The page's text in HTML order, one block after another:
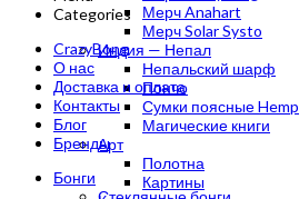
Мерч Anahart
Мерч Solar Systo
Индия — Непал
Непальский шарф
Пончо
Сумки поясные Hemp
Магические книги
Арт
Полотна
Картины
Categories
CrazyBong
О нас
Доставка и оплата
Контакты
Блог
Бренды
Бонги